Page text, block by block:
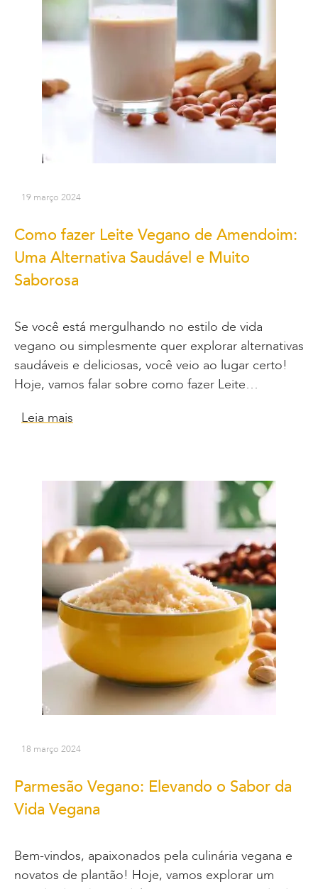
19 março 2024
Como fazer Leite Vegano de Amendoim:
Uma Alternativa Saudável e Muito
Saborosa
Se você está mergulhando no estilo de vida
vegano ou simplesmente quer explorar alternativas
saudáveis e deliciosas, você veio ao lugar certo!
Hoje, vamos falar sobre como fazer Leite…
Leia mais
18 março 2024
Parmesão Vegano: Elevando o Sabor da
Vida Vegana
Bem-vindos, apaixonados pela culinária vegana e
novatos de plantão! Hoje, vamos explorar um